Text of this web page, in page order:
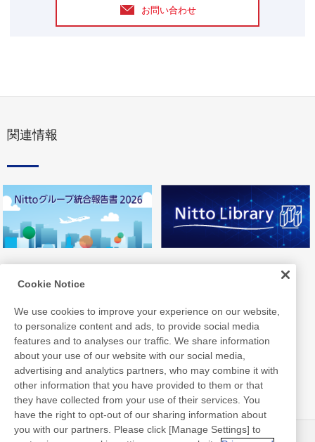
お問い合わせ
関連情報
Cookie Notice
We use cookies to improve your experience on our website,
to personalize content and ads, to provide social media
features and to analyses our traffic. We share information
about your use of our website with our social media,
advertising and analytics partners, who may combine it with
other information that you have provided to them or that
they have collected from your use of their services. You
have the right to opt-out of our sharing information about
you with our partners. Please click [Manage Settings] to